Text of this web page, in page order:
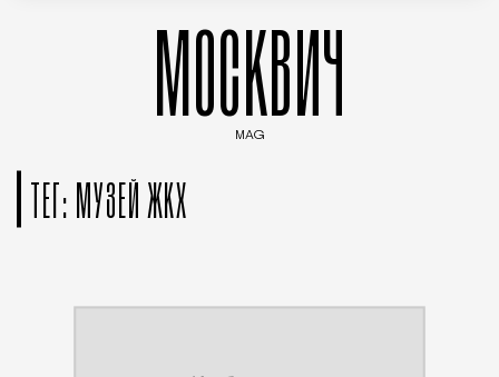
МОСКВИЧ
MAG
ТЕГ: МУЗЕЙ ЖКХ